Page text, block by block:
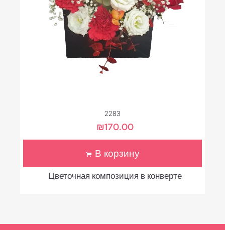
2283
Цветочная композиция в конверте
₪170.00
В корзину